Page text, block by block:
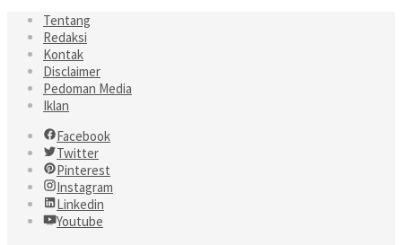
Tentang
Redaksi
Kontak
Disclaimer
Pedoman Media
Iklan
Facebook
Twitter
Pinterest
Instagram
Linkedin
Youtube